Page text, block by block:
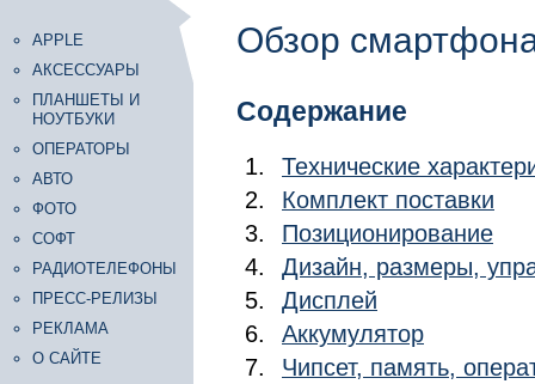
APPLE
АКСЕССУАРЫ
ПЛАНШЕТЫ И
НОУТБУКИ
ОПЕРАТОРЫ
АВТО
ФОТО
СОФТ
РАДИОТЕЛЕФОНЫ
ПРЕСС-РЕЛИЗЫ
РЕКЛАМА
О САЙТЕ
Обзор
Содержание
Технические
Комплект поставки
Позиционирование
Дизайн, размеры,
Дисплей
Аккумулятор
Чипсет, память,